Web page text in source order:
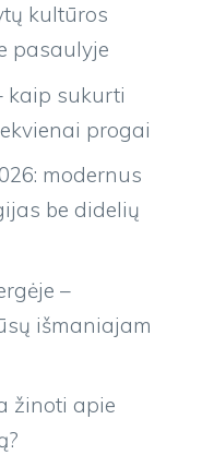
kultūros
pasaulyje
kaip sukurti
progai
modernus
be didelių
–
išmaniajam
žinoti apie